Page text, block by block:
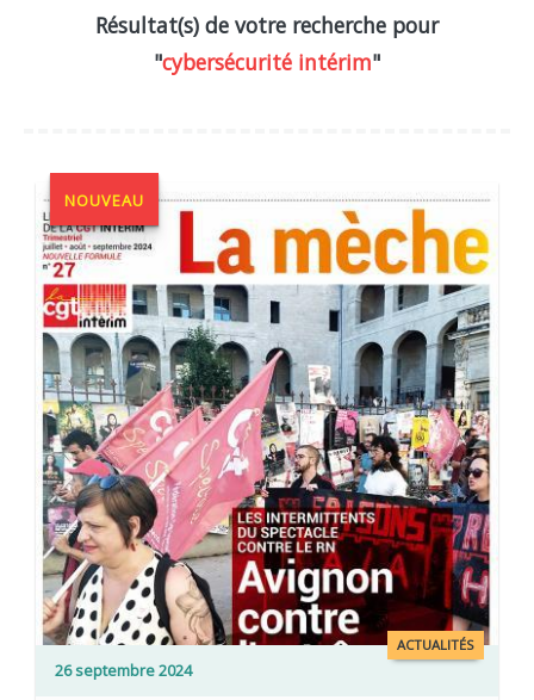
Résultat(s) de votre recherche pour
"cybersécurité intérim"
NOUVEAU
ACTUALITÉS
26 septembre 2024